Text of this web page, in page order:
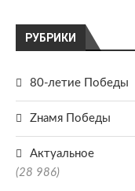
РУБРИКИ
80-летие Победы
Zнамя Победы
Актуальное
(28 986)